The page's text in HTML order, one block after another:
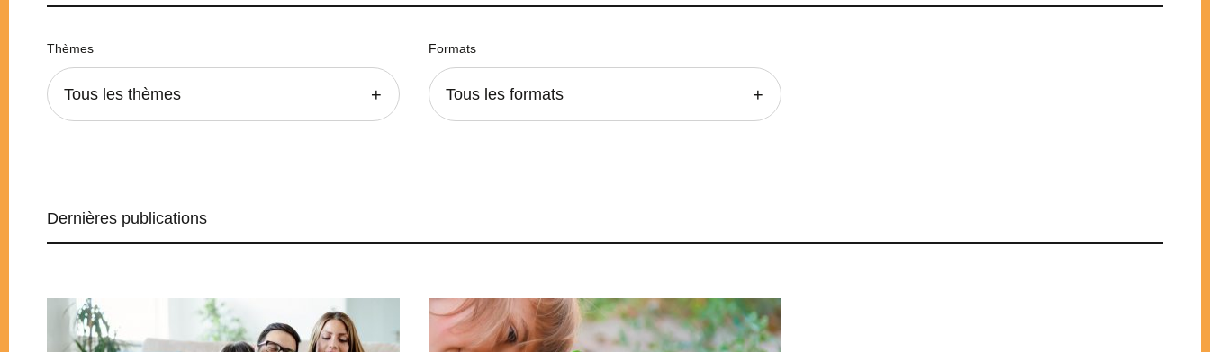
Thèmes
Tous les thèmes
Formats
Tous les formats
Dernières publications